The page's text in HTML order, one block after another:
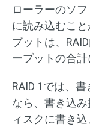
ローラーのソ
に読み込むこ
プットは、
ープットの合計
RAID 1では、
なら、書き込
ィスクに書き